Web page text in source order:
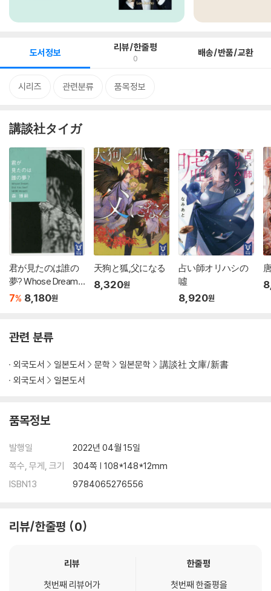
도서정보 리뷰/한줄평
0 배송/반품/교환
시리즈 관련분류 품목정보
講談社タイガ
君が見たのは誰の
夢? Whose Dream
Did You See?
7% 8,180원
天狗と狐,父になる
8,320원
占い師オリハシの
噓
8,920원
관련 분류
외국도서 일본도서 문학 일본문학
講談社 文庫/新書
외국도서
일본도서
품목정보
발행일
2022년 04월 15일
쪽수, 무게, 크기
304쪽 | 108*148*12mm
ISBN13
9784065276556
리뷰/한줄평 0
리뷰
첫번째 리뷰어가
한줄평
첫번째 한줄평을